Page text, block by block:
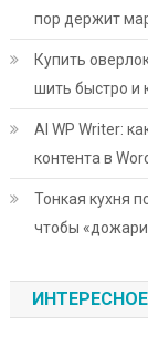
пор держит
Купить
шить быстро и
AI WP Writer:
контента в
Тонкая кухня
чтобы
ИНТЕРЕСНОЕ